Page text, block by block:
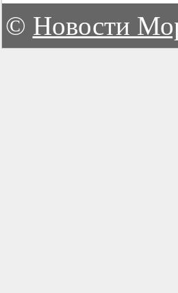
© Новости